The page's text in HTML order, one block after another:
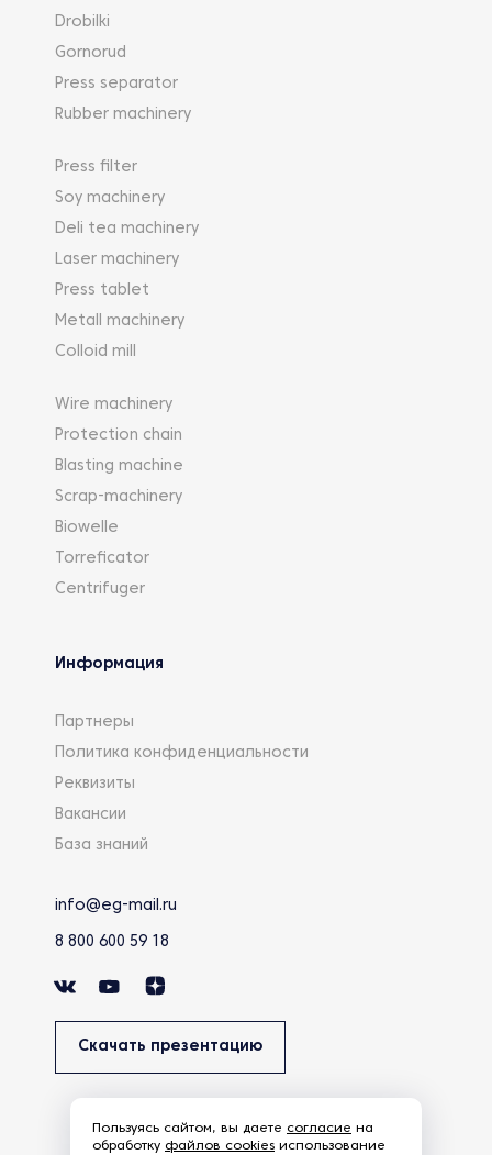
Drobilki
Gornorud
Press separator
Rubber machinery
Press filter
Soy machinery
Deli tea machinery
Laser machinery
Press tablet
Metall machinery
Colloid mill
Wire machinery
Protection chain
Blasting machine
Scrap-machinery
Biowelle
Torreficator
Centrifuger
Информация
Партнеры
Политика конфиденциальности
Реквизиты
Вакансии
База знаний
info@eg-mail.ru
8 800 600 59 18
Скачать презентацию
Пользуясь сайтом, вы даете согласие на
обработку файлов cookies использование